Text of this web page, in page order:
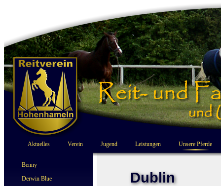
Aktuelles Verein Jugend Leistungen Unsere Pferde
Benny
Derwin Blue
Dublin